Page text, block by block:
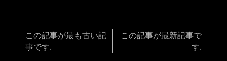
この記事が最も古い記
事です.
この記事が最新記事で
す.